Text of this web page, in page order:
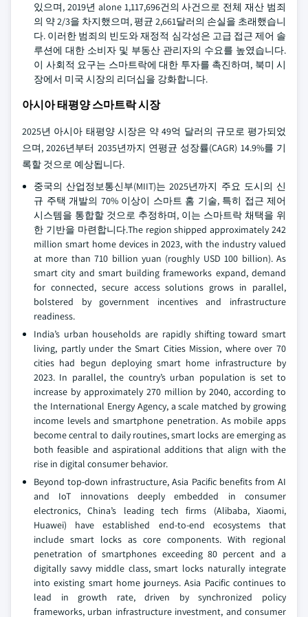
있으며, 2019년 alone 1,117,696건의 사건으로 전체 재산 범죄
의 약 2/3을 차지했으며, 평균 2,661달러의 손실을 초래했습니
다. 이러한 범죄의 빈도와 재정적 심각성은 고급 접근 제어 솔
루션에 대한 소비자 및 부동산 관리자의 수요를 높였습니다.
이 사회적 요구는 스마트락에 대한 투자를 촉진하며, 북미 시
장에서 미국 시장의 리더십을 강화합니다.
아시아 태평양 스마트락 시장
2025년 아시아 태평양 시장은 약 49억 달러의 규모로 평가되었
으며, 2026년부터 2035년까지 연평균 성장률(CAGR) 14.9%를 기
록할 것으로 예상됩니다.
중국의 산업정보통신부(MIIT)는 2025년까지 주요 도시의 신
규 주택 개발의 70% 이상이 스마트 홈 기술, 특히 접근 제어
시스템을 통합할 것으로 추정하며, 이는 스마트락 채택을 위
한 기반을 마련합니다.The region shipped approximately 242
million smart home devices in 2023, with the industry valued
at more than 710 billion yuan (roughly USD 100 billion). As
smart city and smart building frameworks expand, demand
for connected, secure access solutions grows in parallel,
bolstered by government incentives and infrastructure
readiness.
India’s urban households are rapidly shifting toward smart
living, partly under the Smart Cities Mission, where over 70
cities had begun deploying smart home infrastructure by
2023. In parallel, the country’s urban population is set to
increase by approximately 270 million by 2040, according to
the International Energy Agency, a scale matched by growing
income levels and smartphone penetration. As mobile apps
become central to daily routines, smart locks are emerging as
both feasible and aspirational additions that align with the
rise in digital consumer behavior.
Beyond top-down infrastructure, Asia Pacific benefits from AI
and IoT innovations deeply embedded in consumer
electronics, China’s leading tech firms (Alibaba, Xiaomi,
Huawei) have established end-to-end ecosystems that
include smart locks as core components. With regional
penetration of smartphones exceeding 80 percent and a
digitally savvy middle class, smart locks naturally integrate
into existing smart home journeys. Asia Pacific continues to
lead in growth rate, driven by synchronized policy
frameworks, urban infrastructure investment, and consumer